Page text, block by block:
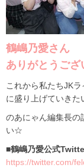
鶴嶋乃愛さん
ありがとうござ
これから私たちJK
に盛り上げていきた
のあにゃん編集長の
い☆
■鶴嶋乃愛公式
https://twitter.com/